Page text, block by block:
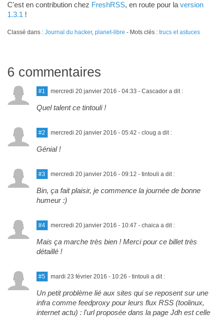
C'est en contribution chez FreshRSS, en route pour la version
1.3.1 !
Classé dans : Journal du hacker, planet-libre - Mots clés : trucs et astuces
6 commentaires
#1 mercredi 20 janvier 2016 - 04:33 - Cascador a dit :
Quel talent ce tintouli !
#2 mercredi 20 janvier 2016 - 05:42 - cloug a dit :
Génial !
#3 mercredi 20 janvier 2016 - 09:12 - tintouli a dit :
Bin, ça fait plaisir, je commence la journée de bonne
humeur :)
#4 mercredi 20 janvier 2016 - 10:47 - chaica a dit :
Mais ça marche très bien ! Merci pour ce billet très
détaillé !
#5 mardi 23 février 2016 - 10:26 - tintouli a dit :
Un petit problème lié aux sites qui se reposent sur une
infra comme feedproxy pour leurs flux RSS (toolinux,
internet actu) : l'url proposée dans la page Jdh est celle